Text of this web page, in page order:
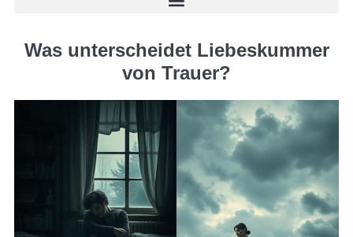
Was unterscheidet Liebeskummer
von Trauer?